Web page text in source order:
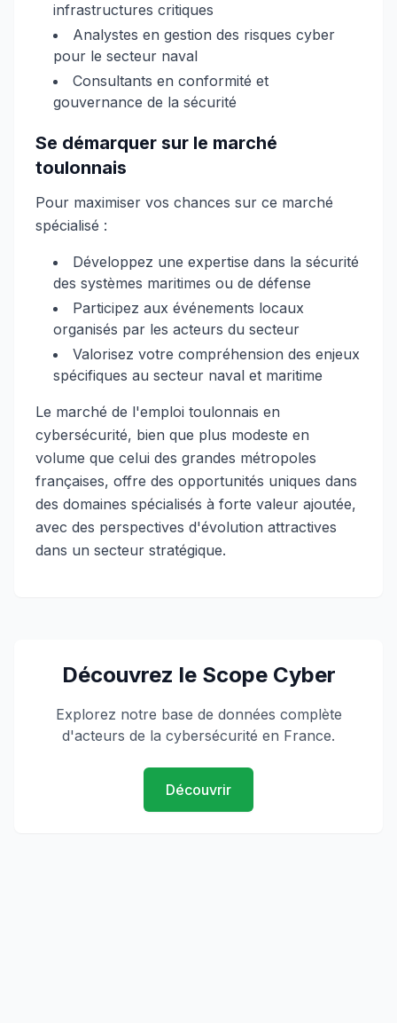
infrastructures critiques
Analystes en gestion des risques cyber
pour le secteur naval
Consultants en conformité et
gouvernance de la sécurité
Se démarquer sur le marché
toulonnais
Pour maximiser vos chances sur ce marché
spécialisé :
Développez une expertise dans la sécurité
des systèmes maritimes ou de défense
Participez aux événements locaux
organisés par les acteurs du secteur
Valorisez votre compréhension des enjeux
spécifiques au secteur naval et maritime
Le marché de l'emploi toulonnais en
cybersécurité, bien que plus modeste en
volume que celui des grandes métropoles
françaises, offre des opportunités uniques dans
des domaines spécialisés à forte valeur ajoutée,
avec des perspectives d'évolution attractives
dans un secteur stratégique.
Découvrez le Scope Cyber
Explorez notre base de données complète
d'acteurs de la cybersécurité en France.
Découvrir